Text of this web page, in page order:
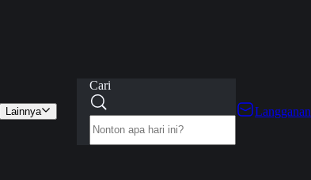
Lainnya
Cari
Langganan